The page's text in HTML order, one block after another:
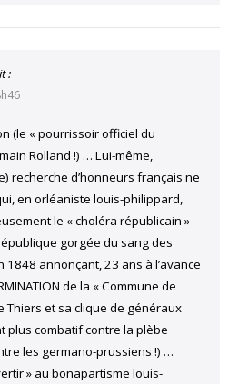
:
(le « pourrissoir officiel du
Rolland !) … Lui-même,
recherche d’honneurs français ne
en orléaniste louis-philippard,
le « choléra républicain »
gorgée du sang des
1848 annonçant, 23 ans à l’avance
de la « Commune de
Thiers et sa clique de généraux
plus combatif contre la plèbe
les germano-prussiens !) …
» au bonapartisme louis-